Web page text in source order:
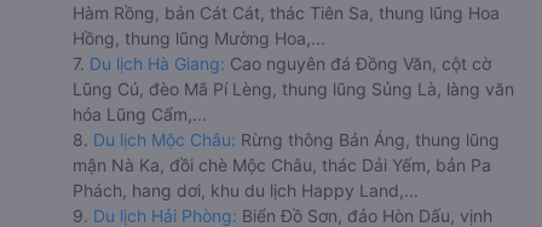
Hàm Rồng, bản Cát Cát, thác Tiên Sa, thung lũng Hoa
Hồng, thung lũng Mường Hoa,...
7. Du lịch Hà Giang: Cao nguyên đá Đồng Văn, cột cờ
Lũng Cú, đèo Mã Pí Lèng, thung lũng Sủng Là, làng văn
hóa Lũng Cẩm,...
8. Du lịch Mộc Châu: Rừng thông Bản Áng, thung lũng
mận Nà Ka, đồi chè Mộc Châu, thác Dải Yếm, bản Pa
Phách, hang dơi, khu du lịch Happy Land,...
9. Du lịch Hải Phòng: Biển Đồ Sơn, đảo Hòn Dấu, vịnh